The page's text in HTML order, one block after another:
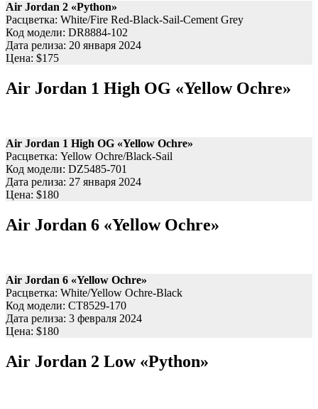
Air Jordan 2 «Python»
Расцветка: White/Fire Red-Black-Sail-Cement Grey
Код модели: DR8884-102
Дата релиза: 20 января 2024
Цена: $175
Air Jordan 1 High OG «Yellow Ochre»
Air Jordan 1 High OG «Yellow Ochre»
Расцветка: Yellow Ochre/Black-Sail
Код модели: DZ5485-701
Дата релиза: 27 января 2024
Цена: $180
Air Jordan 6 «Yellow Ochre»
Air Jordan 6 «Yellow Ochre»
Расцветка: White/Yellow Ochre-Black
Код модели: CT8529-170
Дата релиза: 3 февраля 2024
Цена: $180
Air Jordan 2 Low «Python»